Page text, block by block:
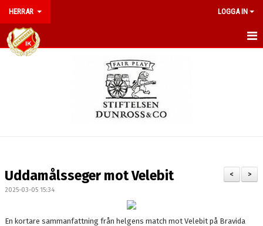
HERRAR LOGGA IN
HEM
TRUPPEN
>
<
Uddamålsseger mot Velebit
2025-03-05 15:34
En kortare sammanfattning från helgens match mot Velebit på Bravida